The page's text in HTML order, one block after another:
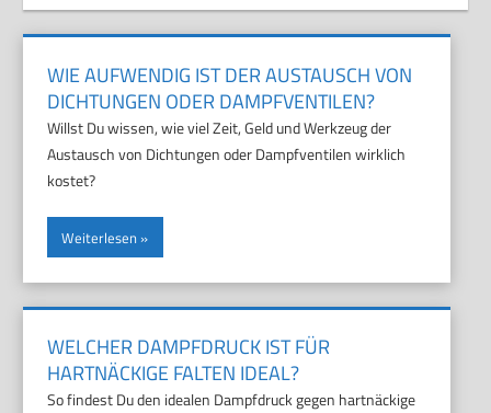
WIE AUFWENDIG IST DER AUSTAUSCH VON
DICHTUNGEN ODER DAMPFVENTILEN?
Willst Du wissen, wie viel Zeit, Geld und Werkzeug der
Austausch von Dichtungen oder Dampfventilen wirklich
kostet?
Weiterlesen
WELCHER DAMPFDRUCK IST FÜR
HARTNÄCKIGE FALTEN IDEAL?
So findest Du den idealen Dampfdruck gegen hartnäckige